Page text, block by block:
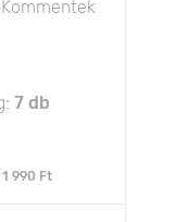
7 db
990 Ft